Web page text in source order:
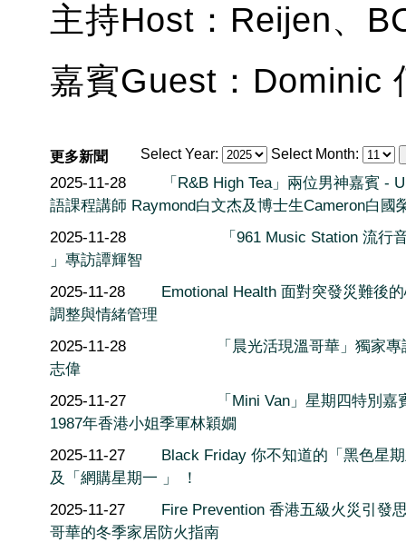
主持Host：Reijen、
嘉賓Guest：Dominic
Select Year: Select Month:
更多新聞
2025-11-28
「R&B High Tea」兩位男神嘉賓 -
語課程講師 Raymond白文杰及博士生Cameron白國
2025-11-28
「961 Music Station 流行
」專訪譚輝智
2025-11-28
Emotional Health 面對突發災難後
調整與情緒管理
2025-11-28
「晨光活現溫哥華」獨家
志偉
2025-11-27
「Mini Van」星期四特別
1987年香港小姐季軍林穎嫺
2025-11-27
Black Friday 你不知道的「黑色星
及「網購星期一 」 ！
2025-11-27
Fire Prevention 香港五級火災引發
哥華的冬季家居防火指南